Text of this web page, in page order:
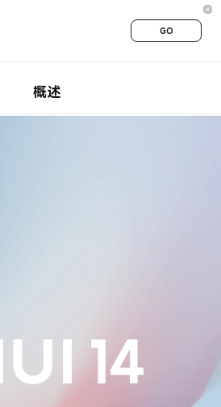
GO
概述